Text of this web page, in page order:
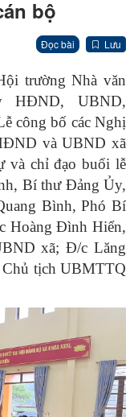
bộ
Đọc bài Lưu
trường Nhà văn
HĐND, UBND,
công bố các Nghị
và UBND xã
và chỉ đạo buổi lễ
Bí thư Đảng Ủy,
Bình, Phó Bí
Hoàng Đình Hiển,
xã; Đ/c Lăng
tịch UBMTTQ